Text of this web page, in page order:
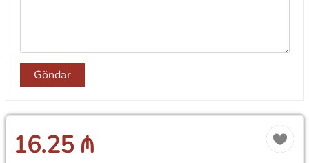
Göndər
16.25 ₼